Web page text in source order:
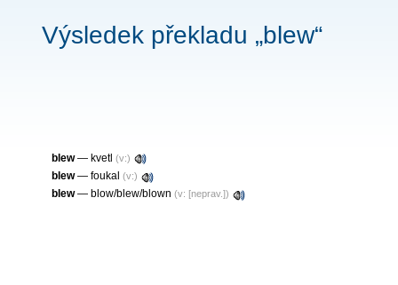
Výsledek překladu „blew“
blew— kvetl (v:)
blew— foukal (v:)
blew— blow/blew/blown (v: [neprav.])